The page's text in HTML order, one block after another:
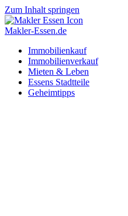
Zum Inhalt springen
Makler-Essen.de
Immobilienkauf
Immobilienverkauf
Mieten & Leben
Essens Stadtteile
Geheimtipps